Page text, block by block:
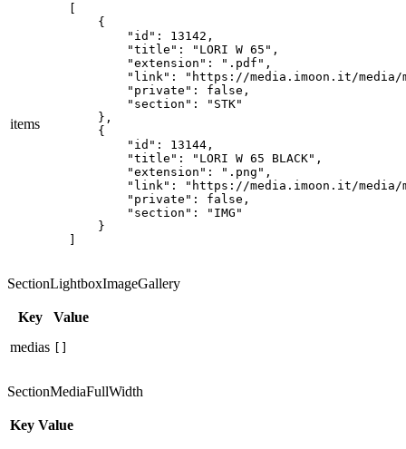
items
[
    {
        "id": 13142,
        "title": "LORI W 65",
        "extension": ".pdf",
"link": "https://media.imoon.it/
        "private": false,
        "section": "STK"
    },
    {
        "id": 13144,
        "title": "LORI W 65 BLACK",
        "extension": ".png",
"link": "https://media.imoon.it/
        "private": false,
        "section": "IMG"
    }
]
SectionLightboxImageGallery
Key
Value
medias []
SectionMediaFullWidth
Key Value